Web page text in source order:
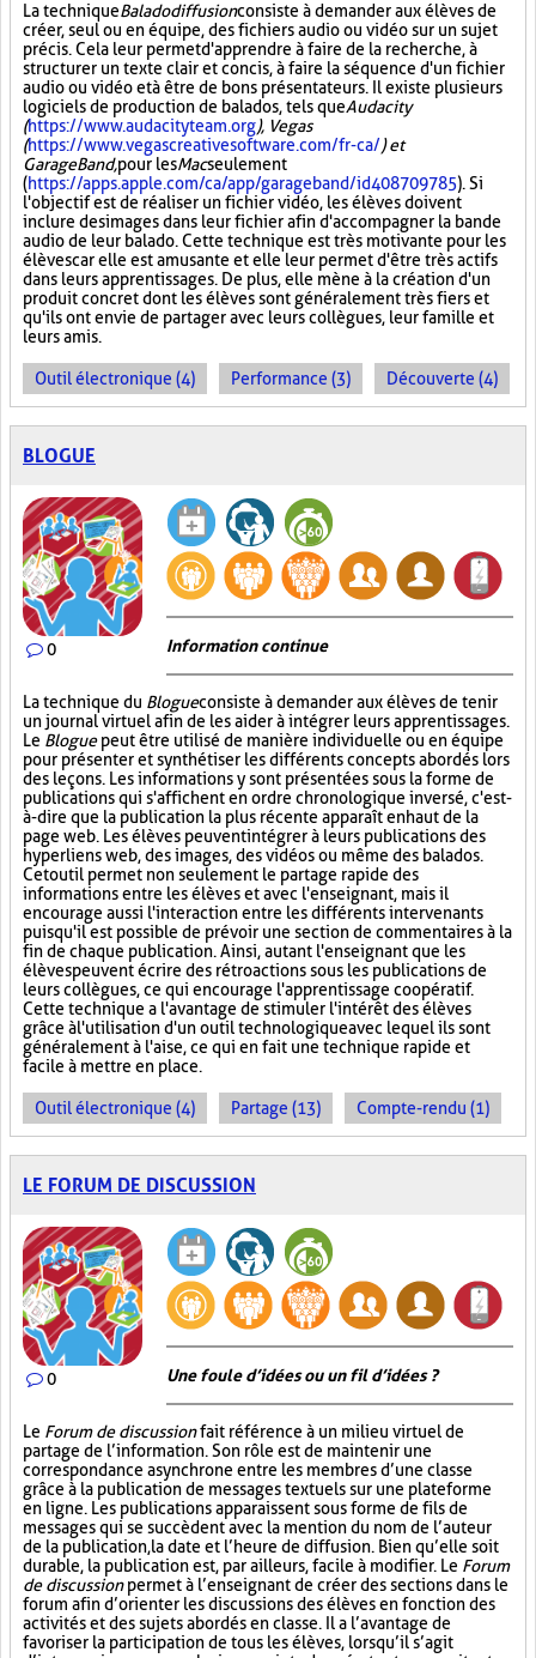
La techniqueBaladodiffusionconsiste à demander aux élèves de
créer, seul ou en équipe, des fichiers audio ou vidéo sur un sujet
précis. Cela leur permet d'apprendre à faire de la recherche, à
structurer un texte clair et concis, à faire la séquence d'un fichier
audio ou vidéo et à être de bons présentateurs. Il existe plusieurs
logiciels de production de balados, tels queAudacity
(https://www.audacityteam.org), Vegas
(https://www.vegascreativesoftware.com/fr-ca/) et
GarageBand,pour lesMacseulement
(https://apps.apple.com/ca/app/garageband/id408709785). Si
l'objectif est de réaliser un fichier vidéo, les élèves doivent
inclure des images dans leur fichier afin d'accompagner la bande
audio de leur balado. Cette technique est très motivante pour les
élèves car elle est amusante et elle leur permet d'être très actifs
dans leurs apprentissages. De plus, elle mène à la création d'un
produit concret dont les élèves sont généralement très fiers et
qu'ils ont envie de partager avec leurs collègues, leur famille et
leurs amis.
Outil électronique (4) Performance (3) Découverte (4)
BLOGUE
0 Information continue
La technique du Blogueconsiste à demander aux élèves de tenir
un journal virtuel afin de les aider à intégrer leurs apprentissages.
Le Bloguepeut être utilisé de manière individuelle ou en équipe
pour présenter et synthétiser les différents concepts abordés lors
des leçons. Les informations y sont présentées sous la forme de
publications qui s'affichent en ordre chronologique inversé, c'est-
à-dire que la publication la plus récente apparaît en haut de la
page web. Les élèves peuvent intégrer à leurs publications des
hyperliens web, des images, des vidéos ou même des balados.
Cet outil permet non seulement le partage rapide des
informations entre les élèves et avec l'enseignant, mais il
encourage aussi l'interaction entre les différents intervenants
puisqu'il est possible de prévoir une section de commentaires à la
fin de chaque publication. Ainsi, autant l'enseignant que les
élèves peuvent écrire des rétroactions sous les publications de
leurs collègues, ce qui encourage l'apprentissage coopératif.
Cette technique a l'avantage de stimuler l'intérêt des élèves
grâce à l'utilisation d'un outil technologique avec lequel ils sont
généralement à l'aise, ce qui en fait une technique rapide et
facile à mettre en place.
Outil électronique (4) Partage (13) Compte-rendu (1)
LE FORUM DE DISCUSSION
0 Une foule d’idées ou un fil d’idées ?
Le Forum de discussionfait référence à un milieu virtuel de
partage de l’information. Son rôle est de maintenir une
correspondance asynchrone entre les membres d’une classe
grâce à la publication de messages textuels sur une plateforme
en ligne. Les publications apparaissent sous forme de fils de
messages qui se succèdent avec la mention du nom de l’auteur
de la publication, la date et l’heure de diffusion. Bien qu’elle soit
durable, la publication est, par ailleurs, facile à modifier. Le Forum
de discussionpermet à l’enseignant de créer des sections dans le
forum afin d’orienter les discussions des élèves en fonction des
activités et des sujets abordés en classe. Il a l’avantage de
favoriser la participation de tous les élèves, lorsqu’il s’agit